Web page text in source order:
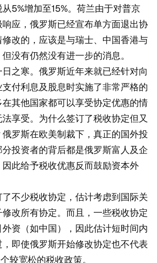
5%增加至15%。荷兰由于对普京
应，俄罗斯已经宣布单方面退出协
改的，应该是与瑞士、中国香港与
没有仍然没有进一步的消息。
之寒。俄罗斯近年来就已经针对向
付利息及股息时实施了非常严格的
其他国家都可以享受协定优惠的情
享受。为什么签订了税收协定但又
罗斯在欧美制裁下，真正的国外投
投资者的背后都是俄罗斯富人及企
此给予税收优惠反而鼓励资本外
不少税收协定，估计考虑到国际关
改所有协定。而且，一些税收协定
资（如中国），因此估计短时间内
即使俄罗斯开始修改协定也不代表
较宽松的税收政策。